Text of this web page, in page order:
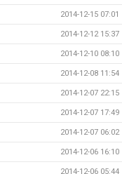
2014-12-15 07:01
2014-12-12 15:37
2014-12-10 08:10
2014-12-08 11:54
2014-12-07 22:15
2014-12-07 17:49
2014-12-07 06:02
2014-12-06 16:10
2014-12-06 05:44